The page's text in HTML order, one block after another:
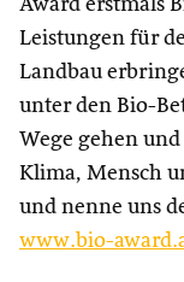
Award erstmals
Leistungen für
Landbau
unter den Bio-
Wege gehen
Klima, Mensch
und nenne uns
www.bio-